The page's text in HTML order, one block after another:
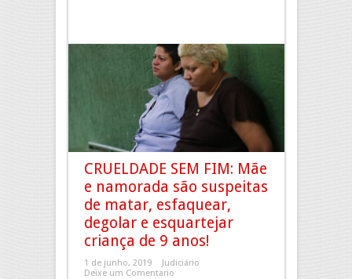
CRUELDADE SEM FIM: Mãe
e namorada são suspeitas
de matar, esfaquear,
degolar e esquartejar
criança de 9 anos!
1 de junho, 2019
Judiciário
Deixe um Comentario